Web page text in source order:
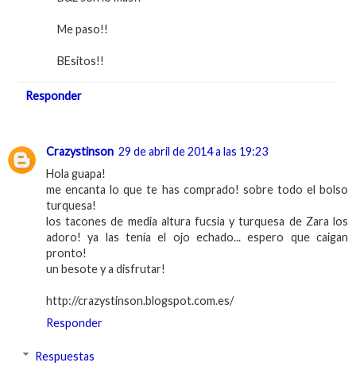
Me paso!!
BEsitos!!
Responder
Crazystinson 29 de abril de 2014 a las 19:23
Hola guapa!
me encanta lo que te has comprado! sobre todo el bolso
turquesa!
los tacones de media altura fucsia y turquesa de Zara los
adoro! ya las tenía el ojo echado... espero que caigan
pronto!
un besote y a disfrutar!
http://crazystinson.blogspot.com.es/
Responder
Respuestas